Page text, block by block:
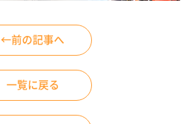
←前の記事へ
一覧に戻る